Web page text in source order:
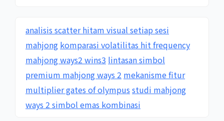
analisis scatter hitam visual setiap sesi
mahjong komparasi volatilitas hit frequency
mahjong ways2 wins3 lintasan simbol
premium mahjong ways 2 mekanisme fitur
multiplier gates of olympus studi mahjong
ways 2 simbol emas kombinasi